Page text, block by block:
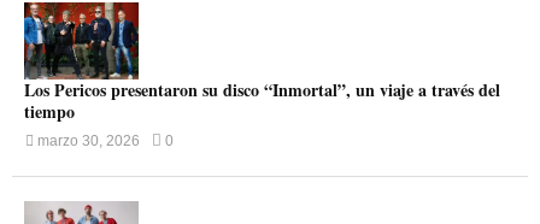
Los Pericos presentaron su disco “Inmortal”, un viaje a través del
tiempo
marzo 30, 2026 0